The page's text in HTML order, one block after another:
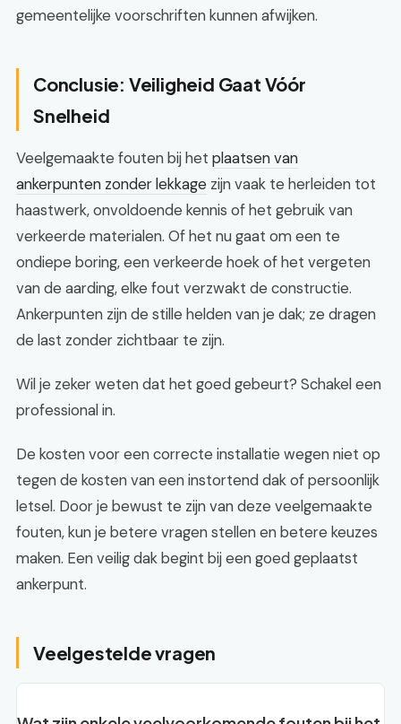
gemeentelijke voorschriften kunnen afwijken.
Conclusie: Veiligheid Gaat Vóór
Snelheid
Veelgemaakte fouten bij het plaatsen van
ankerpunten zonder lekkage zijn vaak te herleiden tot
haastwerk, onvoldoende kennis of het gebruik van
verkeerde materialen. Of het nu gaat om een te
ondiepe boring, een verkeerde hoek of het vergeten
van de aarding, elke fout verzwakt de constructie.
Ankerpunten zijn de stille helden van je dak; ze dragen
de last zonder zichtbaar te zijn.
Wil je zeker weten dat het goed gebeurt? Schakel een
professional in.
De kosten voor een correcte installatie wegen niet op
tegen de kosten van een instortend dak of persoonlijk
letsel. Door je bewust te zijn van deze veelgemaakte
fouten, kun je betere vragen stellen en betere keuzes
maken. Een veilig dak begint bij een goed geplaatst
ankerpunt.
Veelgestelde vragen